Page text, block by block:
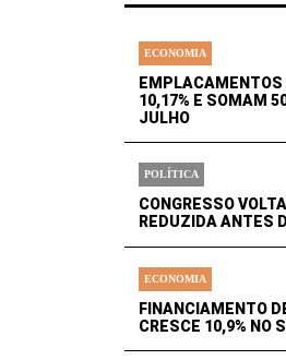
ECONOMIA
EMPLACAMENTOS
10,17% E SOMAM
JULHO
POLÍTICA
CONGRESSO
REDUZIDA ANTES
ECONOMIA
FINANCIAMENTO
CRESCE 10,9% NO